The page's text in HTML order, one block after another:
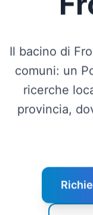
Il bacino di
comuni: un
ricerche
provincia,